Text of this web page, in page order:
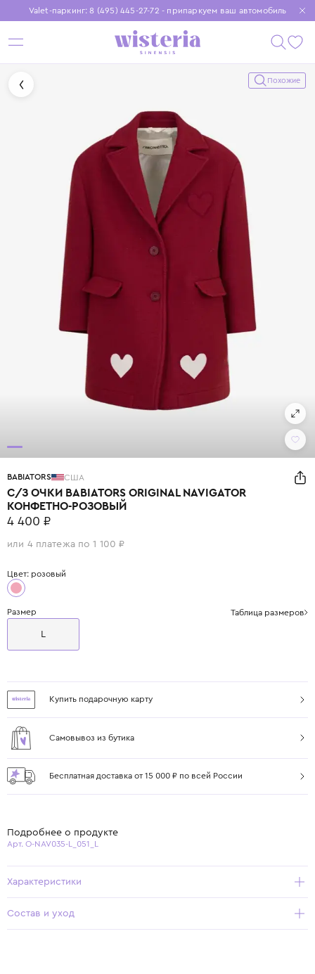
Valet-паркинг: 8 (495) 445-27-72 - припаркуем ваш автомобиль
Бесплатная доставка при заказе от 15 000 ₽
Установите приложение, чтобы покупки были еще удобнее
Похожие
BABIATORS США
С/З ОЧКИ BABIATORS ORIGINAL NAVIGATOR
КОНФЕТНО-РОЗОВЫЙ
4 400 ₽
или 4 платежа по 1 100 ₽
Цвет: розовый
Размер Таблица размеров
L
Купить подарочную карту
Самовывоз из бутика
Бесплатная доставка от 15 000 ₽ по всей России
Подробнее о продукте
Арт. O-NAV035-L_051_L
Характеристики
Состав и уход